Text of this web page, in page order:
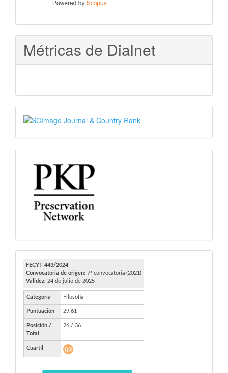
Métricas de Dialnet
SJR
PKP
FECYT